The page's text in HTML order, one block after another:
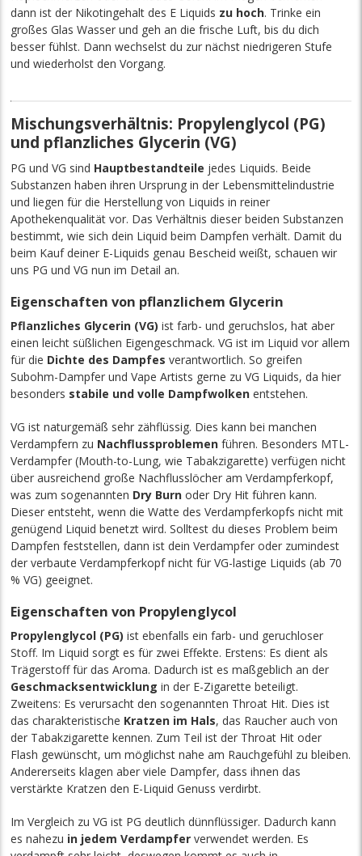
dann ist der Nikotingehalt des E Liquids zu hoch. Trinke ein
großes Glas Wasser und geh an die frische Luft, bis du dich
besser fühlst. Dann wechselst du zur nächst niedrigeren Stufe
und wiederholst den Vorgang.
Mischungsverhältnis: Propylenglycol (PG)
und pflanzliches Glycerin (VG)
PG und VG sind Hauptbestandteile jedes Liquids. Beide
Substanzen haben ihren Ursprung in der Lebensmittelindustrie
und liegen für die Herstellung von Liquids in reiner
Apothekenqualität vor. Das Verhältnis dieser beiden Substanzen
bestimmt, wie sich dein Liquid beim Dampfen verhält. Damit du
beim Kauf deiner E-Liquids genau Bescheid weißt, schauen wir
uns PG und VG nun im Detail an.
Eigenschaften von pflanzlichem Glycerin
Pflanzliches Glycerin (VG) ist farb- und geruchslos, hat aber
einen leicht süßlichen Eigengeschmack. VG ist im Liquid vor allem
für die Dichte des Dampfes verantwortlich. So greifen
Subohm-Dampfer und Vape Artists gerne zu VG Liquids, da hier
besonders stabile und volle Dampfwolken entstehen.
VG ist naturgemäß sehr zähflüssig. Dieskann bei manchen
Verdampfern zu Nachflussproblemen führen. Besonders MTL-
Verdampfer (Mouth-to-Lung, wie Tabakzigarette) verfügen nicht
über ausreichend große Nachflusslöcher am Verdampferkopf,
was zum sogenannten Dry Burn oder Dry Hit führen kann.
Dieser entsteht, wenn die Watte des Verdampferkopfs nicht mit
genügend Liquid benetzt wird. Solltest du dieses Problem beim
Dampfen feststellen, dann ist dein Verdampfer oder zumindest
der verbaute Verdampferkopf nicht für VG-lastige Liquids (ab 70
% VG) geeignet.
Eigenschaften von Propylenglycol
Propylenglycol (PG) ist ebenfalls ein farb- und geruchloser
Stoff. Im Liquid sorgt es für zwei Effekte. Erstens: Es dient als
Trägerstoff für das Aroma. Dadurch ist es maßgeblich an der
Geschmacksentwicklung in der E-Zigarette beteiligt.
Zweitens: Es verursacht den sogenannten Throat Hit. Dies ist
das charakteristische Kratzen im Hals, das Raucher auch von
der Tabakzigarette kennen. Zum Teil ist der Throat Hit oder
Flash gewünscht, um möglichst nahe am Rauchgefühl zu bleiben.
Andererseits klagen aber viele Dampfer, dass ihnen das
verstärkte Kratzen den E-Liquid Genuss verdirbt.
Im Vergleich zu VG ist PG deutlich dünnflüssiger. Dadurch kann
es nahezu in jedem Verdampfer verwendet werden. Es